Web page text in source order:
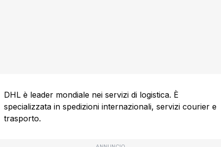
DHL è leader mondiale nei servizi di logistica. È
specializzata in spedizioni internazionali, servizi courier e
trasporto.